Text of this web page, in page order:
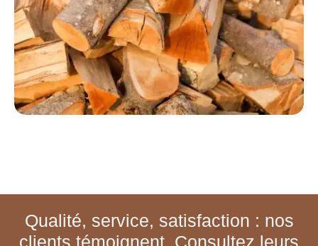
Qualité, service, satisfaction : nos
clients témoignent. Consultez leurs